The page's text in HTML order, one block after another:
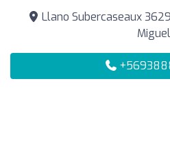
Llano Subercaseaux
Miguel